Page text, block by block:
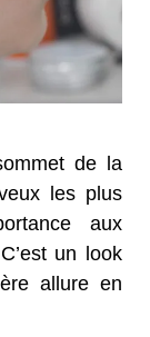
de la
les plus
aux
un look
allure en